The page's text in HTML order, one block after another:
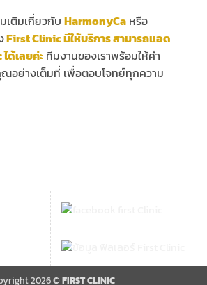
เติมเกี่ยวกับ HarmonyCa หรือ
First Clinic มีให้บริการ สามารถแอด
ด้เลยค่ะ ทีมงานของเราพร้อมให้คำ
อย่างเต็มที่ เพื่อตอบโจทย์ทุกความ
2026 ©FIRST CLINIC